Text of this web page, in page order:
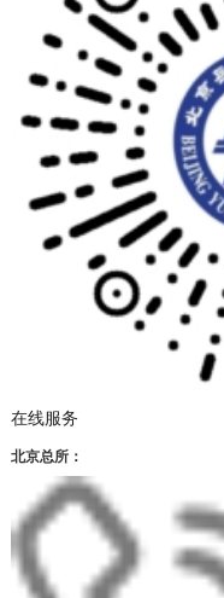
在线服务
北京总所：